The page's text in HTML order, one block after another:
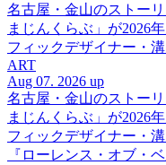
名古屋・金山のストー
まじんくらぶ」が2026
フィックデザイナー・溝
ART
Aug 07. 2026 up
名古屋・金山のストー
まじんくらぶ」が2026
フィックデザイナー・溝
『ローレンス・オブ・